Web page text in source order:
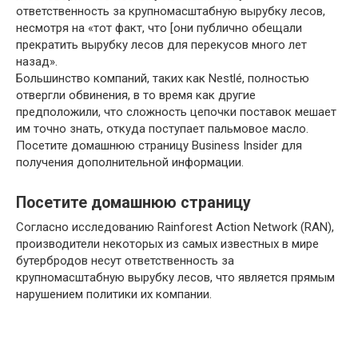
ответственность за крупномасштабную вырубку лесов,
несмотря на «тот факт, что [они публично обещали
прекратить вырубку лесов для перекусов много лет
назад».
Большинство компаний, таких как Nestlé, полностью
отвергли обвинения, в то время как другие
предположили, что сложность цепочки поставок мешает
им точно знать, откуда поступает пальмовое масло.
Посетите домашнюю страницу Business Insider для
получения дополнительной информации.
Посетите домашнюю страницу
Согласно исследованию Rainforest Action Network (RAN),
производители некоторых из самых известных в мире
бутербродов несут ответственность за
крупномасштабную вырубку лесов, что является прямым
нарушением политики их компании.